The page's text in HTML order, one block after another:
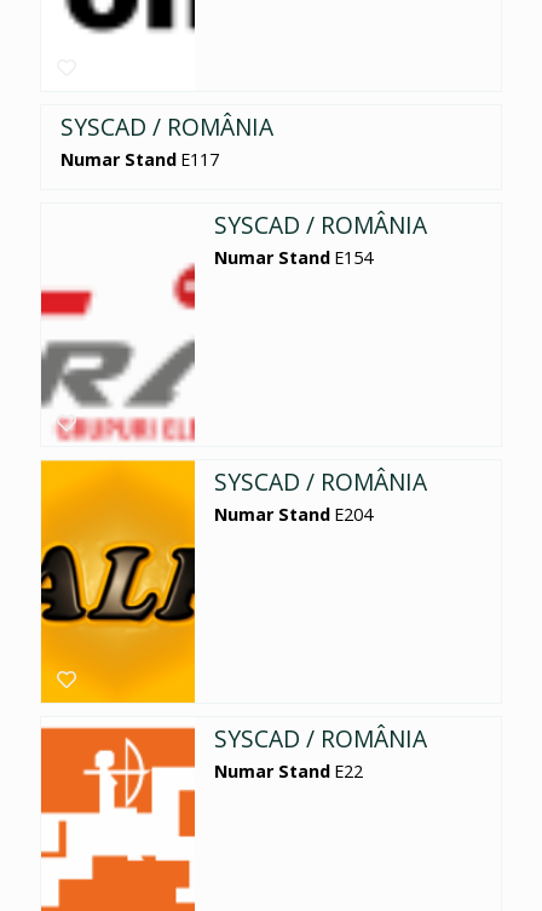
SYSCAD / ROMÂNIA
Numar Stand E117
SYSCAD / ROMÂNIA
Numar Stand E154
SYSCAD / ROMÂNIA
Numar Stand E204
SYSCAD / ROMÂNIA
Numar Stand E22